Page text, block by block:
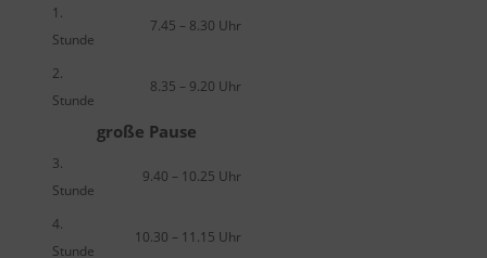
1.
Stunde
7.45 – 8.30 Uhr
2.
Stunde
8.35 – 9.20 Uhr
große Pause
3.
Stunde
9.40 – 10.25 Uhr
4.
Stunde
10.30 – 11.15 Uhr